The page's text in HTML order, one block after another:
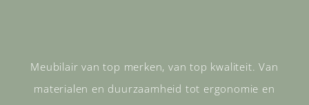
Meubilair van top merken, van top kwaliteit. Van
materialen en duurzaamheid tot ergonomie en